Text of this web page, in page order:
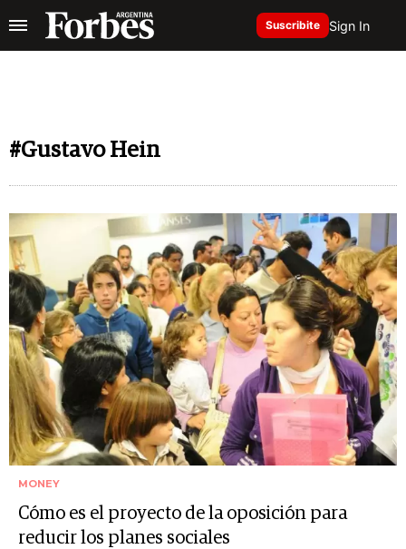
Suscribite Sign In
#Gustavo Hein
MONEY
Cómo es el proyecto de la oposición para
reducir los planes sociales